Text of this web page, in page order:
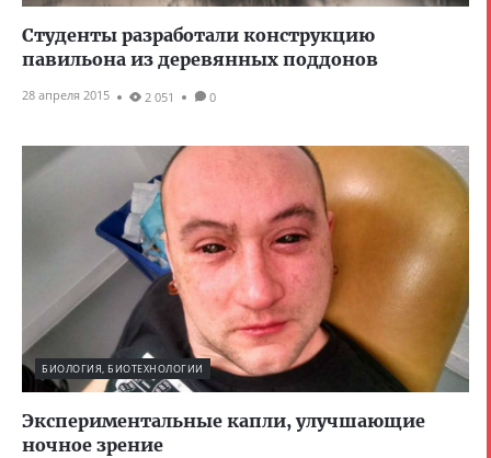
Студенты разработали конструкцию
павильона из деревянных поддонов
28 апреля 2015 2 051 0
БИОЛОГИЯ, БИОТЕХНОЛОГИИ
Экспериментальные капли, улучшающие
ночное зрение